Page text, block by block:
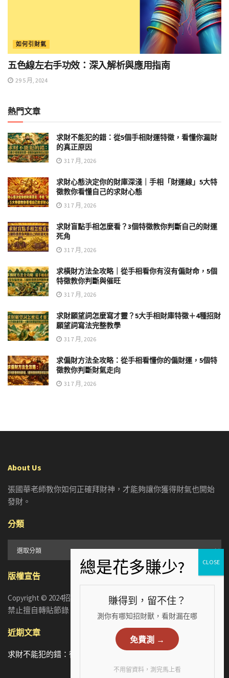
如何引財氣
五色線左右手功效：深入解析與應用指南
29 5 月, 2024
熱門文章
求財不能犯的錯：從5個手相財運特徵，看懂你漏財
的真正原因
31 7 月, 2026
求財心態決定你的財庫深淺｜手相「財運線」5大特
徵教你看懂自己的求財心態
31 7 月, 2026
求財盲點手相怎麼看？3個特徵教你判斷自己的財運
死角
31 7 月, 2026
求橫財方法全攻略｜從手相看你有沒有偏財命，5個
特徵教你判斷與催旺
31 7 月, 2026
求財願望詞怎麼寫才靈？5大手相財庫特徵＋4種招財
願望詞寫法完整教學
31 7 月, 2026
求偏財方法全攻略：從手相看懂你的偏財運，5個特
徵教你判斷財氣走向
31 7 月, 2026
About Us
張國華老師教你如何正確拜財神，才能夠讓你獲得財氣也開始
發財。
分類
版權宣告
Copyright © 2024招財張國華. ALL RIGHTS RESERVED. 版權所有，
禁止擅自轉貼節錄
近期文章
求財不能犯的錯：從5個手相財運特徵，看懂你漏財的真正原因
賺得到，留不住？
測你有哪知招財獸，看財漏在哪
免費測 →
不用留資料，測完馬上看